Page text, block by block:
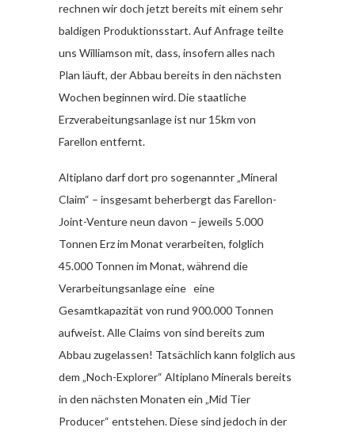
rechnen wir doch jetzt bereits mit einem sehr
baldigen Produktionsstart. Auf Anfrage teilte
uns Williamson mit, dass, insofern alles nach
Plan läuft, der Abbau bereits in den nächsten
Wochen beginnen wird. Die staatliche
Erzverabeitungsanlage ist nur 15km von
Farellon entfernt.
Altiplano darf dort pro sogenannter „Mineral
Claim“ – insgesamt beherbergt das Farellon-
Joint-Venture neun davon – jeweils 5.000
Tonnen Erz im Monat verarbeiten, folglich
45.000 Tonnen im Monat, während die
Verarbeitungsanlage eine eine
Gesamtkapazität von rund 900.000 Tonnen
aufweist. Alle Claims von sind bereits zum
Abbau zugelassen! Tatsächlich kann folglich aus
dem „Noch-Explorer“ Altiplano Minerals bereits
in den nächsten Monaten ein „Mid Tier
Producer“ entstehen. Diese sind jedoch in der